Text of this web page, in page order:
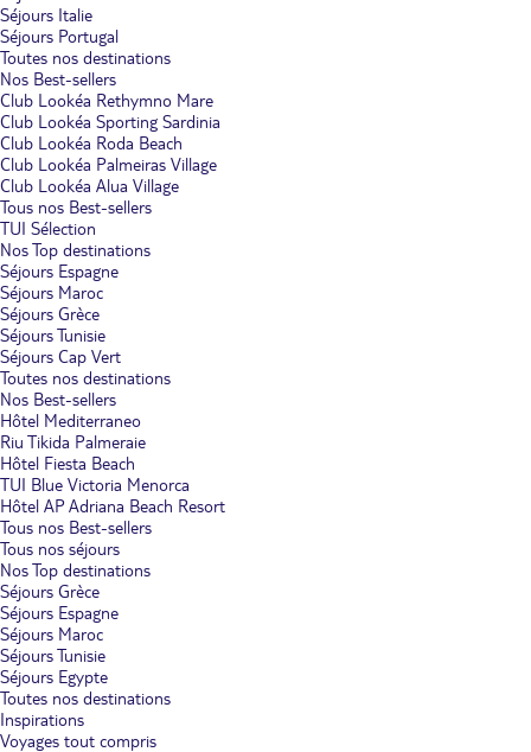
Séjours Italie
Séjours Portugal
Toutes nos destinations
Nos Best-sellers
Club Lookéa Rethymno Mare
Club Lookéa Sporting Sardinia
Club Lookéa Roda Beach
Club Lookéa Palmeiras Village
Club Lookéa Alua Village
Tous nos Best-sellers
TUI Sélection
Nos Top destinations
Séjours Espagne
Séjours Maroc
Séjours Grèce
Séjours Tunisie
Séjours Cap Vert
Toutes nos destinations
Nos Best-sellers
Hôtel Mediterraneo
Riu Tikida Palmeraie
Hôtel Fiesta Beach
TUI Blue Victoria Menorca
Hôtel AP Adriana Beach Resort
Tous nos Best-sellers
Tous nos séjours
Nos Top destinations
Séjours Grèce
Séjours Espagne
Séjours Maroc
Séjours Tunisie
Séjours Egypte
Toutes nos destinations
Inspirations
Voyages tout compris